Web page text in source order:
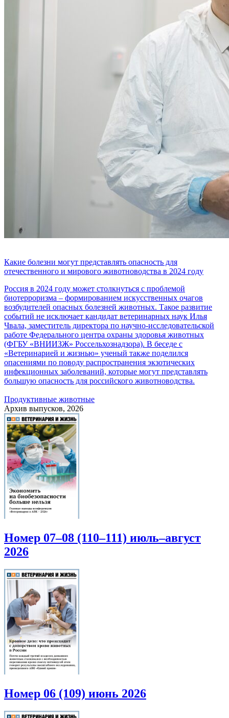
Какие болезни могут представлять опасность для
отечественного и мирового животноводства в 2024 году
Россия в 2024 году может столкнуться с проблемой
биотерроризма – формированием искусственных очагов
возбудителей опасных болезней животных. Такое развитие
событий не исключает кандидат ветеринарных наук Илья
Чвала, заместитель директора по научно-исследовательской
работе Федерального центра охраны здоровья животных
(ФГБУ «ВНИИЗЖ» Россельхознадзора). В беседе с
«Ветеринарией и жизнью» ученый также поделился
опасениями по поводу распространения экзотических
инфекционных заболеваний, которые могут представлять
большую опасность для российского животноводства.
Продуктивные животные
Архив выпусков, 2026
Номер 07–08 (110–111) июль–август
2026
Номер 06 (109) июнь 2026